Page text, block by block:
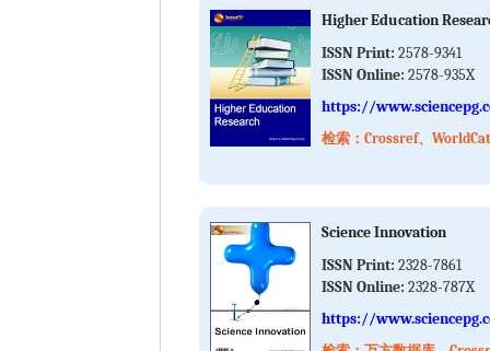
Higher Education
ISSN Print: 2578-9341
ISSN Online: 2578-935X
https://
检索：Crossref、
Science Innovation
ISSN Print: 2328-7861
ISSN Online: 2328-787X
https://